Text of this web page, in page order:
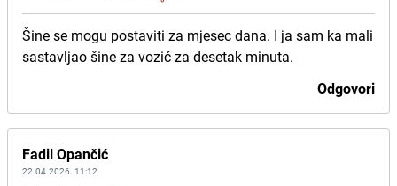
Šine se mogu postaviti za mjesec dana. I ja sam ka mali
sastavljao šine za vozić za desetak minuta.
Odgovori
Fadil Opančić
22.04.2026. 11:12